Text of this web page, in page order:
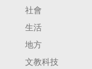
社會
生活
地方
文教科技